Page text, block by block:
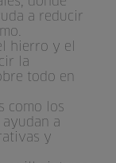
a reducir
hierro y el
la
todo en
como los
a
y